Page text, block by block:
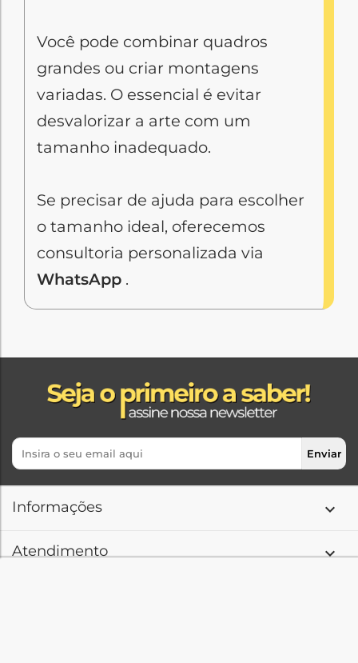
Você pode combinar quadros
grandes ou criar montagens
variadas. O essencial é evitar
desvalorizar a arte com um
tamanho inadequado.
Se precisar de ajuda para escolher
o tamanho ideal, oferecemos
consultoria personalizada via
WhatsApp .
Informações 
Atendimento 